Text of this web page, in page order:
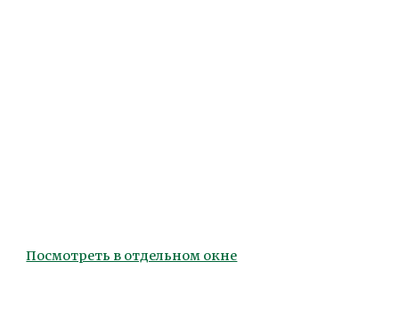
Посмотреть в отдельном окне